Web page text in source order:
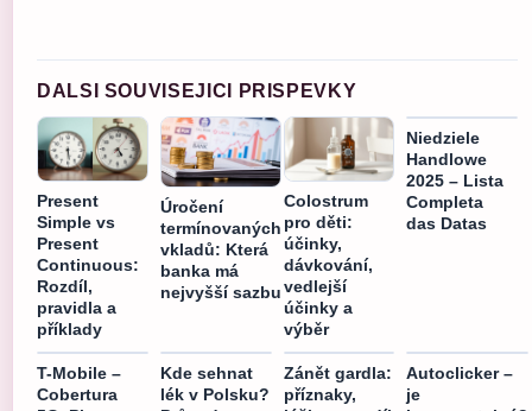
DALSI SOUVISEJICI PRISPEVKY
Present
Simple vs
Present
Continuous:
Rozdíl,
pravidla a
příklady
Úročení
termínovaných
vkladů: Která
banka má
nejvyšší sazbu
Colostrum
pro děti:
účinky,
dávkování,
vedlejší
účinky a
výběr
Niedziele
Handlowe
2025 – Lista
Completa
das Datas
T-Mobile –
Cobertura
Kde sehnat
lék v Polsku?
Zánět gardla:
příznaky,
Autoclicker –
je